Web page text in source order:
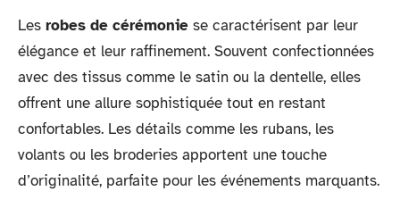
Les robes de cérémonie se caractérisent par leur
élégance et leur raffinement. Souvent confectionnées
avec des tissus comme le satin ou la dentelle, elles
offrent une allure sophistiquée tout en restant
confortables. Les détails comme les rubans, les
volants ou les broderies apportent une touche
d’originalité, parfaite pour les événements marquants.